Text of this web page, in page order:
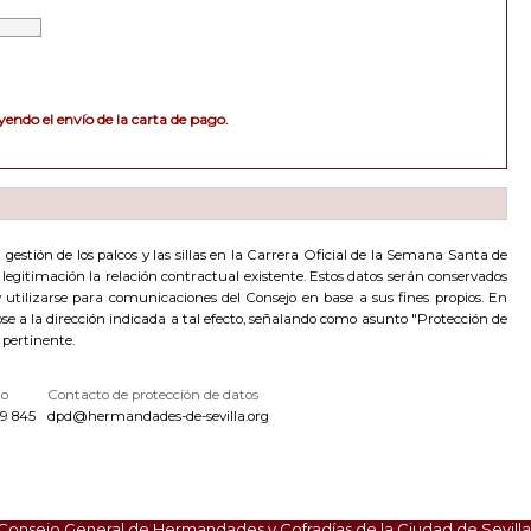
el envío de la carta de pago.
de los palcos y las sillas en la Carrera Oficial de la Semana Santa de
la relación contractual existente. Estos datos serán conservados
para comunicaciones del Consejo en base a sus fines propios. En
a la dirección indicada a tal efecto, señalando como asunto "Protección de
pertinente.
845
Contacto de protección de datos
dpd@hermandades-de-sevilla.org